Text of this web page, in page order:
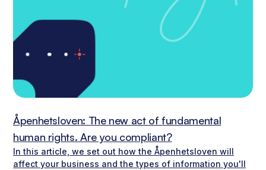
Åpenhetsloven: The new act of fundamental
human rights. Are you compliant?
In this article, we set out how the Åpenhetsloven will
affect your business and the types of information you'll